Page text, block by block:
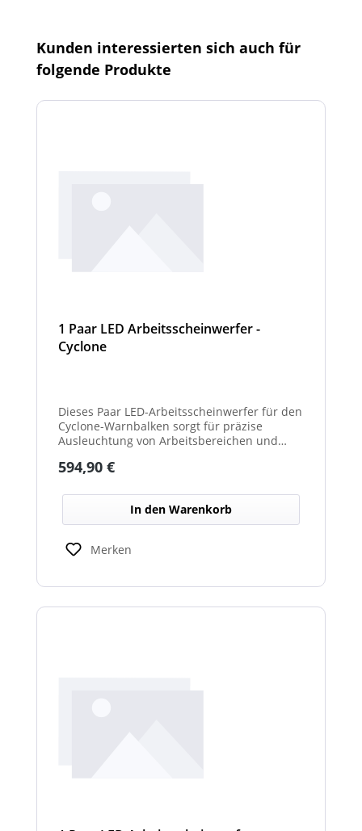
Produktgalerie überspringen
Kunden interessierten sich auch für
folgende Produkte
1 Paar LED Arbeitsscheinwerfer -
Cyclone
Dieses Paar LED-Arbeitsscheinwerfer für den
Cyclone-Warnbalken sorgt für präzise
Ausleuchtung von Arbeitsbereichen und
schlechten Lichtverhältnissen.
Regulärer Preis:
594,90 €
In den Warenkorb
Merken